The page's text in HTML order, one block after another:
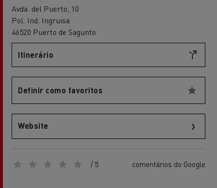
Avda. del Puerto, 10
Pol. Ind. Ingruisa
46520 Puerto de Sagunto
Itinerário
Definir como favoritos
Website
/ 5 comentários do Google